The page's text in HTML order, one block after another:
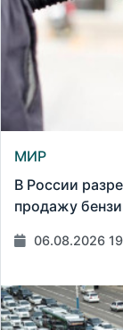
МИР
В России
продажу
06.08.2026